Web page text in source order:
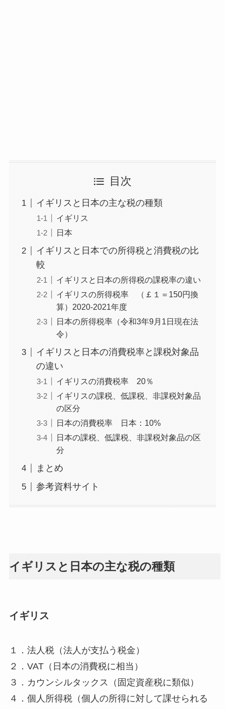
目次
イギリスと日本の主な税の種類
イギリス
日本
イギリスと日本での所得税と消費税の比
較
イギリスと日本の所得税の課税率の違い
イギリスの所得税率 （￡１＝150円換
算）2020-2021年度
日本の所得税率（令和3年9月1日現在法
令）
イギリスと日本の消費税率と課税対象品
の違い
イギリスの消費税率 20％
イギリスの課税、低課税、非課税対象品
の区分
日本の消費税率 日本：10%
日本の課税、低課税、非課税対象品の区
分
まとめ
参考資料サイト
イギリスと日本の主な税の種類
イギリス
１．法人税（法人が支払う税金）
２．VAT（日本の消費税に相当）
３．カウンシルタックス（固定資産税に類似）
４．個人所得税（個人の所得に対して課せられる